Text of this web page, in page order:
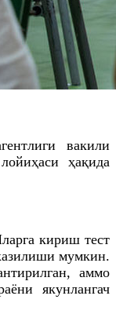
вакили
ҳақида
кириш тест
мумкин.
аммо
якунлангач